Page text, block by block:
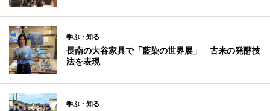
学ぶ・知る
長南の大谷家具で「藍染の世界展」 古来の発酵技
法を表現
学ぶ・知る